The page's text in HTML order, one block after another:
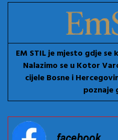
EM STIL je mjesto gdje
Nalazimo se u Kotor
cijele Bosne i
poznaje